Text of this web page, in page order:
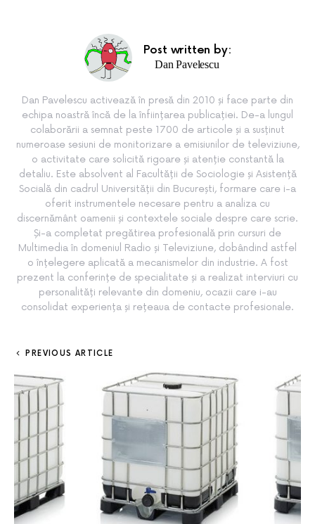
Post written by:
Dan Pavelescu
Dan Pavelescu activează în presă din 2010 și face parte din
echipa noastră încă de la înființarea publicației. De-a lungul
colaborării a semnat peste 1700 de articole și a susținut
numeroase sesiuni de monitorizare a emisiunilor de televiziune,
o activitate care solicită rigoare și atenție constantă la
detaliu. Este absolvent al Facultății de Sociologie și Asistență
Socială din cadrul Universității din București, formare care i-a
oferit instrumentele necesare pentru a analiza cu
discernământ oamenii și contextele sociale despre care scrie.
Și-a completat pregătirea profesională prin cursuri de
Multimedia în domeniul Radio și Televiziune, dobândind astfel
o înțelegere aplicată a mecanismelor din industrie. A fost
prezent la conferințe de specialitate și a realizat interviuri cu
personalități relevante din domeniu, ocazii care i-au
consolidat experiența și rețeaua de contacte profesionale.
PREVIOUS ARTICLE